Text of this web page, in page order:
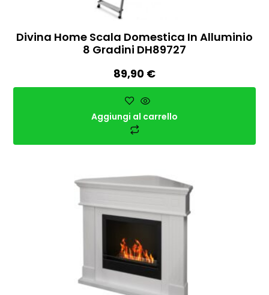
Divina Home Scala Domestica In Alluminio
8 Gradini DH89727
89,90 €
Aggiungi al carrello